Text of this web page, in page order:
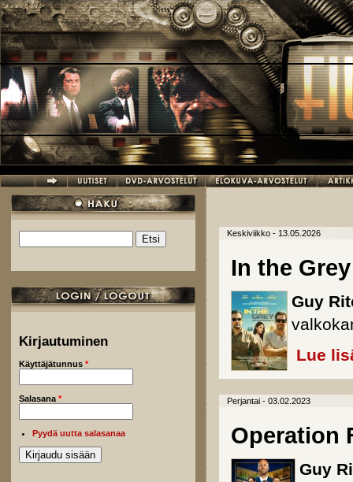
Hyppää pääsisältöön
Hakulomake
Kirjautuminen
Käyttäjätunnus *
Salasana *
Pyydä uutta salasanaa
Keskiviikko - 13.05.2026
In the
Guy
Lue
Perjantai - 03.02.2023
Operation
Guy